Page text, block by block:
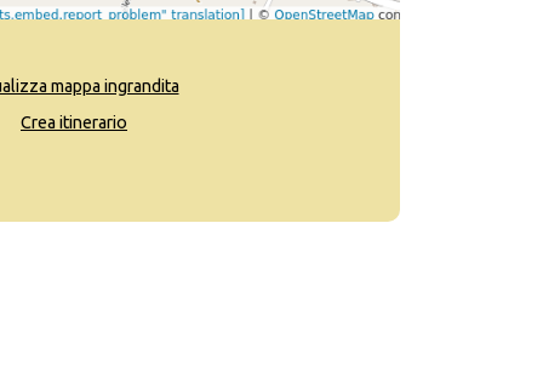
mappa ingrandita
Crea itinerario